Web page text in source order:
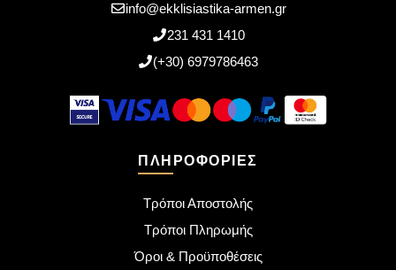
info@ekklisiastika-armen.gr
231 431 1410
(+30) 6979786463
ΠΛΗΡΟΦΟΡΊΕΣ
Τρόποι Αποστολής
Τρόποι Πληρωμής
Όροι & Προϋποθέσεις